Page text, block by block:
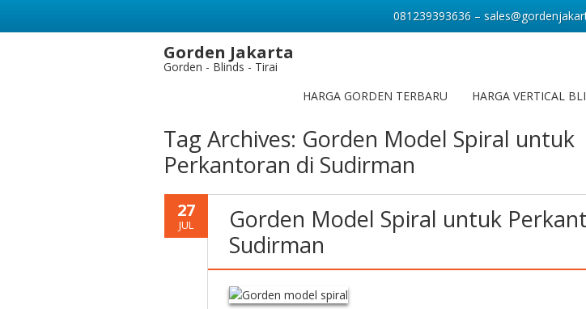
Gorden Jakarta
Gorden - Blinds - Tirai
HARGA GORDEN TERBARU
HARGA VERTICAL
Tag Archives: Gorden Model Spiral untuk
Perkantoran di Sudirman
27
JUL
Gorden Model Spiral untuk
Sudirman
081239393636 –